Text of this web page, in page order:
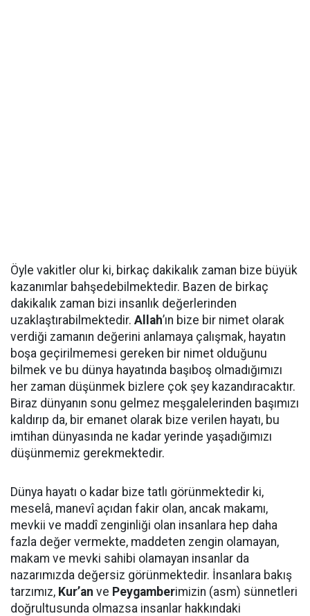
Öyle vakitler olur ki, birkaç dakikalık zaman bize büyük
kazanımlar bahşedebilmektedir. Bazen de birkaç
dakikalık zaman bizi insanlık değerlerinden
uzaklaştırabilmektedir. Allah’ın bize bir nimet olarak
verdiği zamanın değerini anlamaya çalışmak, hayatın
boşa geçirilmemesi gereken bir nimet olduğunu
bilmek ve bu dünya hayatında başıboş olmadığımızı
her zaman düşünmek bizlere çok şey kazandıracaktır.
Biraz dünyanın sonu gelmez meşgalelerinden başımızı
kaldırıp da, bir emanet olarak bize verilen hayatı, bu
imtihan dünyasında ne kadar yerinde yaşadığımızı
düşünmemiz gerekmektedir.
Dünya hayatı o kadar bize tatlı görünmektedir ki,
meselâ, manevî açıdan fakir olan, ancak makamı,
mevkii ve maddî zenginliği olan insanlara hep daha
fazla değer vermekte, maddeten zengin olamayan,
makam ve mevki sahibi olamayan insanlar da
nazarımızda değersiz görünmektedir. İnsanlara bakış
tarzımız, Kur’an ve Peygamberimizin (asm) sünnetleri
doğrultusunda olmazsa insanlar hakkındaki